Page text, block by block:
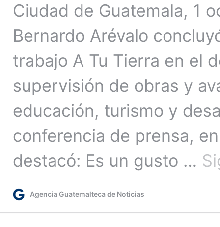
Ciudad de Guatemala, 1
Bernardo Arévalo
trabajo A Tu Tierra en el
supervisión de obras y
educación, turismo y
conferencia de prensa,
destacó: Es un gusto …
Agencia Guatemalteca de Noticias